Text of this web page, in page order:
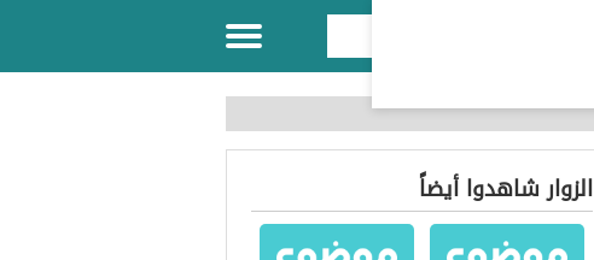
الزوار شاهدوا أيضاً